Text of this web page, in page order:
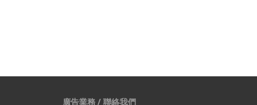
廣告業務 / 聯絡我們